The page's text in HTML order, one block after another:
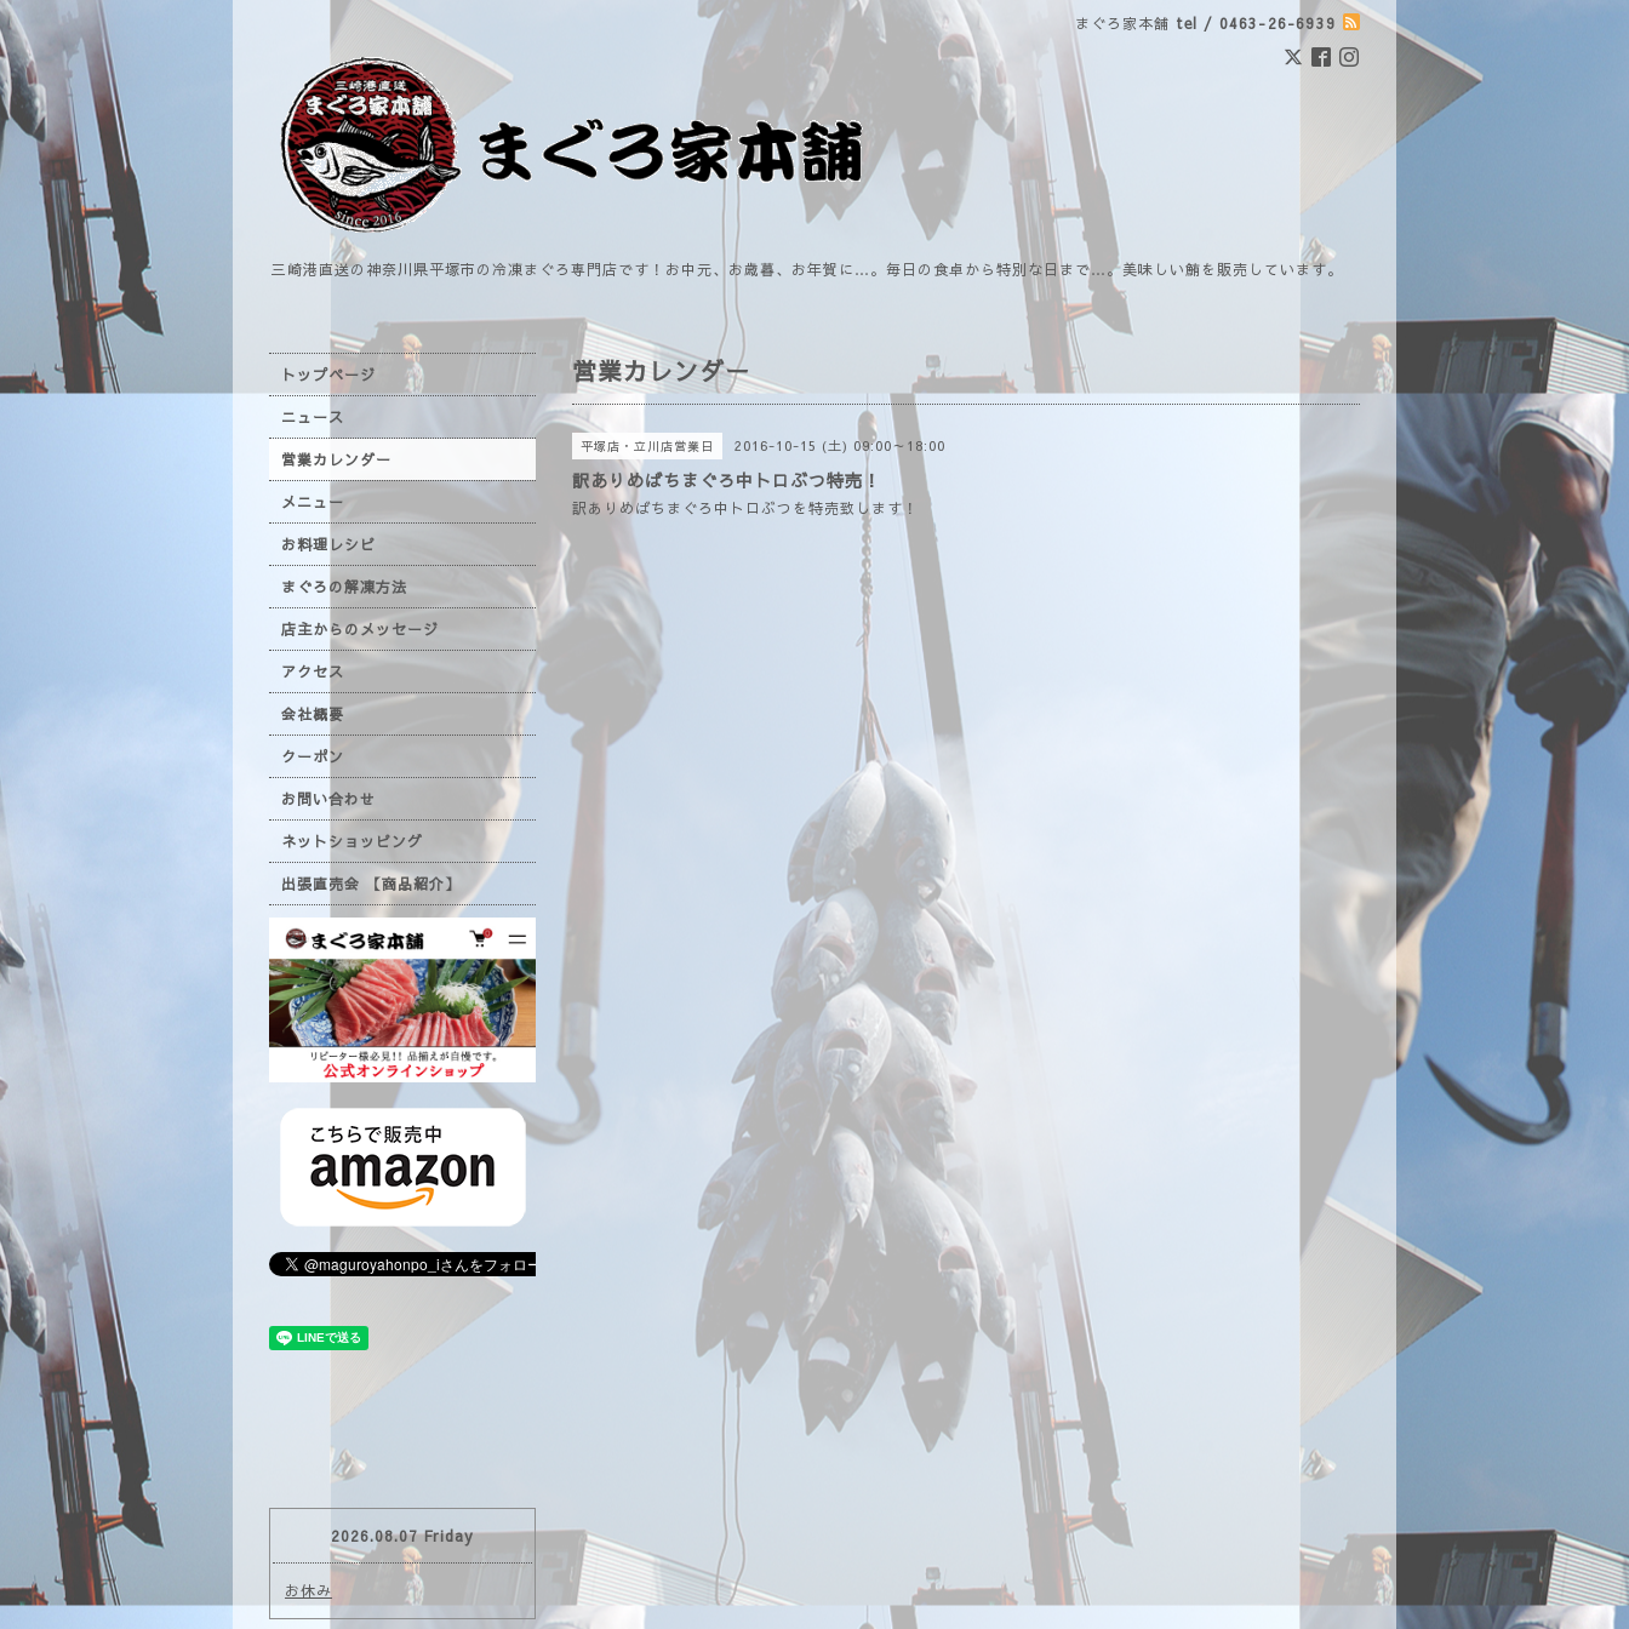
まぐろ家本舗 tel / 0463-26-6939
三崎港直送の神奈川県平塚市の冷凍まぐろ専門店です！お中元、お歳暮、お年賀に…。毎日の食卓から特別な日まで…。美味しい鮪を販売しています。
営業カレンダー
平塚店・立川店営業日 2016-10-15 (土) 09:00～18:00
訳ありめばちまぐろ中トロぶつ特売！
訳ありめばちまぐろ中トロぶつを特売致します！
トップページ
ニュース
営業カレンダー
メニュー
お料理レシピ
まぐろの解凍方法
店主からのメッセージ
アクセス
会社概要
クーポン
お問い合わせ
ネットショッピング
出張直売会 【商品紹介】
2026.08.07 Friday
お休み